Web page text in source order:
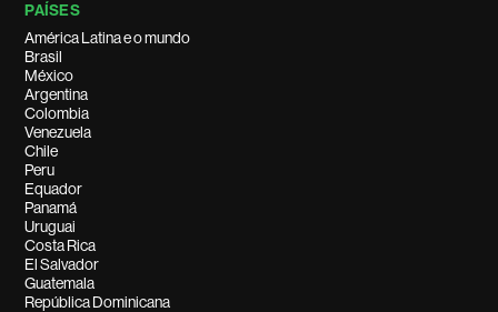
PAÍSES
América Latina e o mundo
Brasil
México
Argentina
Colombia
Venezuela
Chile
Peru
Equador
Panamá
Uruguai
Costa Rica
El Salvador
Guatemala
República Dominicana